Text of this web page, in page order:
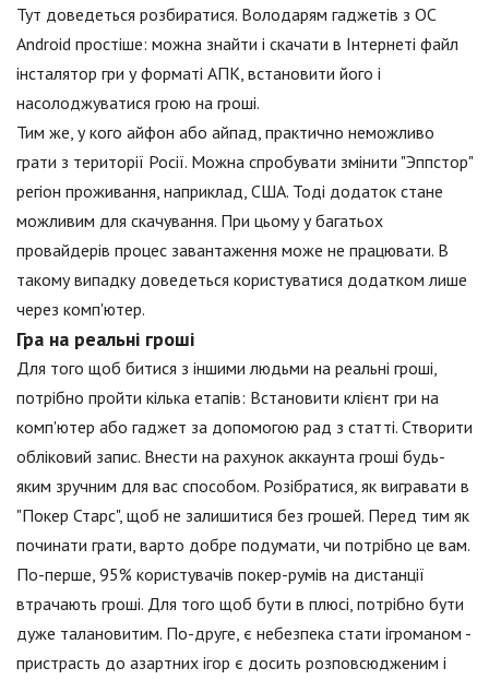
Тут доведеться розбиратися. Володарям гаджетів з ОС
Android простіше: можна знайти і скачати в Інтернеті файл
інсталятор гри у форматі АПК, встановити його і
насолоджуватися грою на гроші.
Тим же, у кого айфон або айпад, практично неможливо
грати з території Росії. Можна спробувати змінити "Эппстор"
регіон проживання, наприклад, США. Тоді додаток стане
можливим для скачування. При цьому у багатьох
провайдерів процес завантаження може не працювати. В
такому випадку доведеться користуватися додатком лише
через комп'ютер.
Гра на реальні гроші
Для того щоб битися з іншими людьми на реальні гроші,
потрібно пройти кілька етапів: Встановити клієнт гри на
комп'ютер або гаджет за допомогою рад з статті. Створити
обліковий запис. Внести на рахунок аккаунта гроші будь-
яким зручним для вас способом. Розібратися, як вигравати в
"Покер Старс", щоб не залишитися без грошей. Перед тим як
починати грати, варто добре подумати, чи потрібно це вам.
По-перше, 95% користувачів покер-румів на дистанції
втрачають гроші. Для того щоб бути в плюсі, потрібно бути
дуже талановитим. По-друге, є небезпека стати ігроманом -
пристрасть до азартних ігор є досить розповсюдженим і